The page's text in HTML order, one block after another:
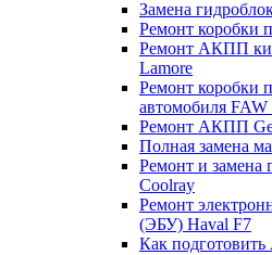
Замена
Ремонт коробки
Ремонт АКПП
Lamore
Ремонт коробки
автомобиля FAW
Ремонт АКПП
Полная замена
Ремонт и замена
Coolray
Ремонт
(ЭБУ) Haval F7
Как